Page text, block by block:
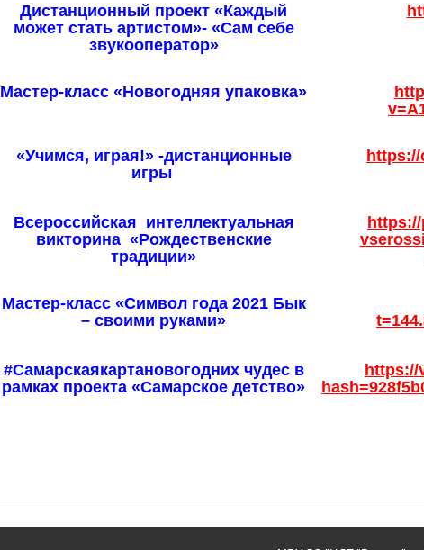
Дистанционный проект «Каждый
может стать артистом»- «Сам себе
звукооператор»
Мастер-класс «Новогодняя упаковка»
«Учимся, играя!» -дистанционные
игры
Всероссийская интеллектуальная
викторина «Рождественские
традиции»
Мастер-класс «Символ года 2021 Бык
– своими руками»
#Самарскаякартановогодних чудес в
рамках проекта «Самарское детство»
https://